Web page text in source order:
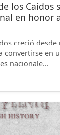
los Caídos
en honor
creció
convertirse en
nacionale...